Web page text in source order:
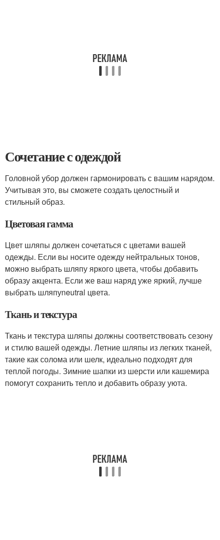
Сочетание с одеждой
Головной убор должен гармонировать с вашим нарядом.
Учитывая это, вы сможете создать целостный и
стильный образ.
Цветовая гамма
Цвет шляпы должен сочетаться с цветами вашей
одежды. Если вы носите одежду нейтральных тонов,
можно выбрать шляпу яркого цвета, чтобы добавить
образу акцента. Если же ваш наряд уже яркий, лучше
выбрать шляпуneutral цвета.
Ткань и текстура
Ткань и текстура шляпы должны соответствовать сезону
и стилю вашей одежды. Летние шляпы из легких тканей,
такие как солома или шелк, идеально подходят для
теплой погоды. Зимние шапки из шерсти или кашемира
помогут сохранить тепло и добавить образу уюта.